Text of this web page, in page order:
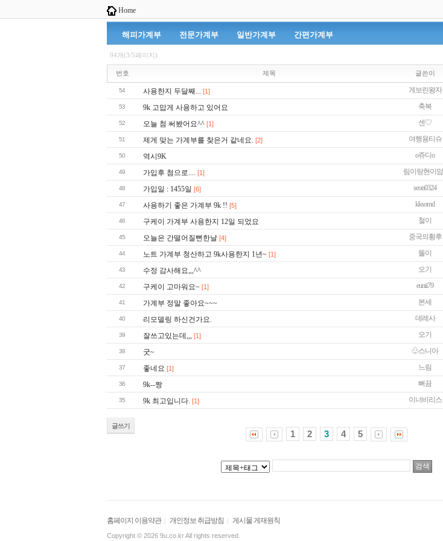
Home
해피가계부 전문가계부 일반가계부 간편가계부
94개(3/5페이지)
번호 제목 글쓴이
54 사용한지 두달째... [1] 게보린왕자
53 9k 고맙게 사용하고 있어요 축복
52 오늘 첨 써봤어요^^ [1] 센♡
51 제게 맞는 가계부를 찾은거 같네요. [2] 여행용티슈
50 역시9K o쥬디o
49 가입후 첨으로.... [1] 림이랑현이맘
48 가입일 : 1455일 [6] seon0324
47 사용하기 좋은 가계부 9k !! [5] kksomd
46 구케이 가계부 사용한지 12일 되었요 철이
45 오늘은 간떨어질뻔한날 [4] 중국의황후
44 노트 가계부 청산하고 9k사용한지 1년~ [1] 똘이
43 수정 감사해요,,,^^ 오기
42 구케이 고마워요~ [1] eunii79
41 가계부 정말 좋아요~~~ 본세
40 리모델링 하신건가요. 데레사
39 잘쓰고있는데,,, [1] 오기
38 굿~ ♧스니아
37 좋네요 [1] 느림
36 9k--짱 뻐끔
35 9k 최고입니다. [1] 이너비리스
글쓰기
1 2 3 4 5
홈페이지 이용약관| 개인정보 취급방침 | 게시물 게재원칙
Copyright © 2026 9u.co.kr All rights reserved.